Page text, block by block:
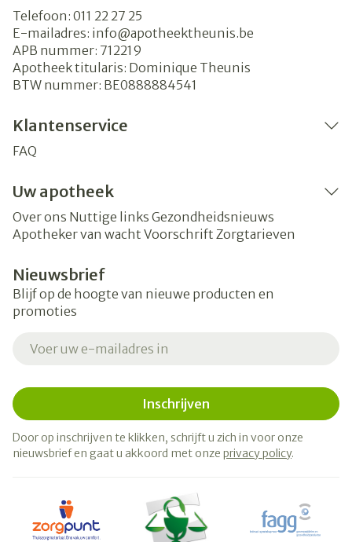
Telefoon: 011 22 27 25
E-mailadres: info@apotheektheunis.be
APB nummer: 712219
Apotheek titularis: Dominique Theunis
BTW nummer: BE0888884541
Klantenservice
FAQ
Uw apotheek
Over ons Nuttige links Gezondheidsnieuws
Apotheker van wacht Voorschrift Zorgtarieven
Nieuwsbrief
Blijf op de hoogte van nieuwe producten en
promoties
Inschrijven
Door op inschrijven te klikken, schrijft u zich in voor onze
nieuwsbrief en gaat u akkoord met onze privacy policy.